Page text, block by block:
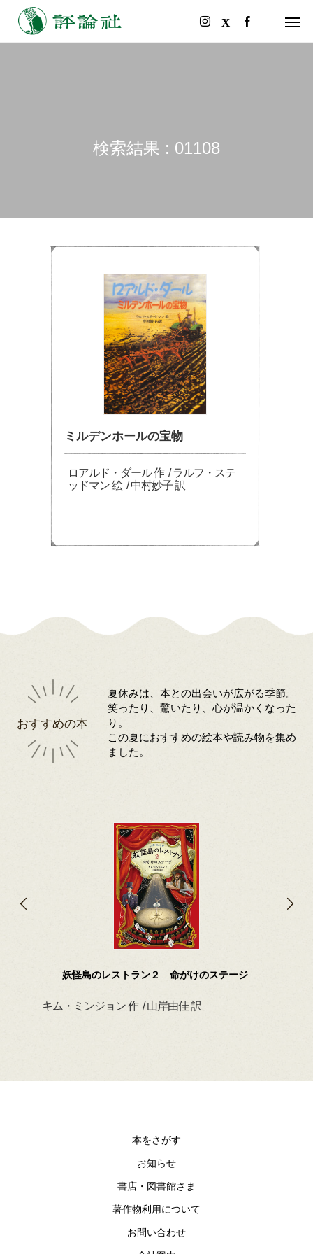
検索結果 : 01108
ミルデンホールの宝物
ロアルド・ダール 作 / ラルフ・ステ
ッドマン 絵 / 中村妙子 訳
おすすめの本
夏休みは、本との出会いが広がる季節。
笑ったり、驚いたり、心が温かくなった
り。
この夏におすすめの絵本や読み物を集め
ました。
妖怪島のレストラン２ 命がけのステージ
キム・ミンジョン 作 / 山岸由佳 訳
本をさがす
お知らせ
書店・図書館さま
著作物利用について
お問い合わせ